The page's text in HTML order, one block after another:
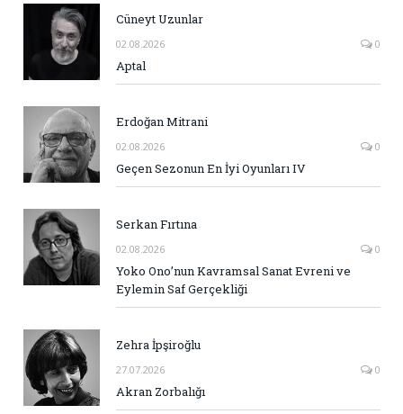
Cüneyt Uzunlar
02.08.2026 0
Aptal
Erdoğan Mitrani
02.08.2026 0
Geçen Sezonun En İyi Oyunları IV
Serkan Fırtına
02.08.2026 0
Yoko Ono’nun Kavramsal Sanat Evreni ve
Eylemin Saf Gerçekliği
Zehra İpşiroğlu
27.07.2026 0
Akran Zorbalığı